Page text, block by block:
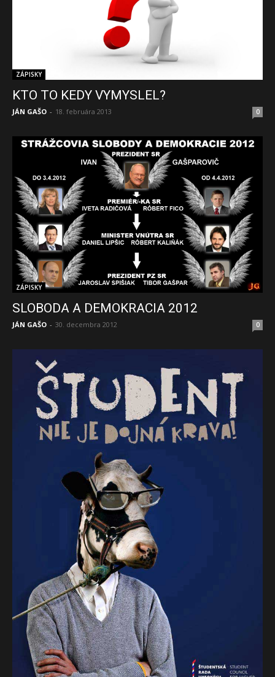
ZÁPISKY
KTO TO KEDY VYMYSLEL?
JÁN GAŠO - 18. februára 2013 0
ZÁPISKY
SLOBODA A DEMOKRACIA 2012
JÁN GAŠO - 30. decembra 2012 0